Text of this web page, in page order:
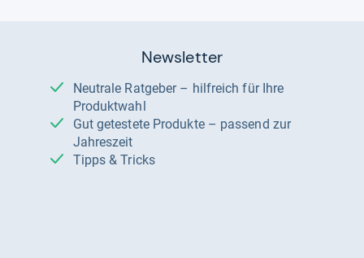
Newsletter
Neutrale Ratgeber – hilfreich für Ihre
Produktwahl
Gut getestete Produkte – passend zur
Jahreszeit
Tipps & Tricks